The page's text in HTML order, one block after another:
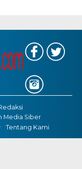
Media Siber
Tentang Kami